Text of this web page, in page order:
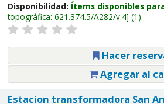
Disponibilidad: Ítems disponibles
topográfica: 621.374.5/A282/v.4 (1).
Hacer
Agregar al
Estacion transformadora San